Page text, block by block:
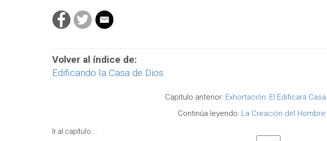
Volver al índice de:
Edificando la Casa de Dios
Capítulo anterior: Exhortación: El Edificará
Continúa leyendo: La Creación del Hombre
Ir al capítulo....